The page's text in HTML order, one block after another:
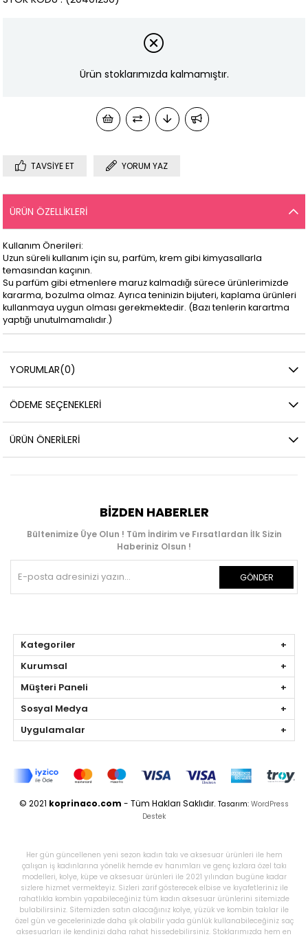
Ürün stoklarımızda kalmamıştır.
TAVSIYE ET YORUM YAZ
ÜRÜN ÖZELLIKLERI
Kullanım Önerileri:
Uzun süreli kullanım için su, parfüm, krem gibi kimyasallarla
temasından kaçının.
Su parfüm gibi etmenlere maruz kalmadığı sürece ürünlerimizde
kararma, bozulma olmaz. Ayrıca teninizin bijuteri, kaplama ürünleri
kullanmaya uygun olması gerekmektedir. (Bazı tenlerin karartma
yaptığı unutulmamalıdır.)
YORUMLAR(0)
ÖDEME SEÇENEKLERI
ÜRÜN ÖNERILERI
BIZDEN HABERLER
Bültenimize Üye Olun ! Tüm İndirim ve Fırsatlardan İlk Sizin
Haberiniz Olsun !
GÖNDER
Kategoriler
Kurumsal
Müşteri Paneli
Sosyal Medya
Uygulamalar
© 2021 koprinaco.com - Tüm Hakları Saklıdır. Tasarım: WordPress
Destek
Her gün güncellenen yeni sezon kadın takı ve aksesuar ürünleri ile hem
çalışan iş kadınlarına yönelik hemde ev hanımları ve genç kızlara özel takı
modelleri, kolye, küpe ve aksesuar ürünleri ile 2021 yılından bugüne kadar
sizlere hizmet vermekteyiz. Sizleri zarif gösterecek elbise ve kıyafetleriniz ile
rahatlıkla kombin yapabileceğiniz tüm kadın aksesuar ürünlerini sitemizde
bulabilirsiniz. Sitemizden satın alacağınız kolye, yüzük ve kombin takılar ile
özel gün ve gecelerinizde daha şık olabilir yada günlük kullanabileceğiniz saç
aksesuarları ile kendinizi daha rahat hissedebilirsiniz. Stoklarımızda hem en